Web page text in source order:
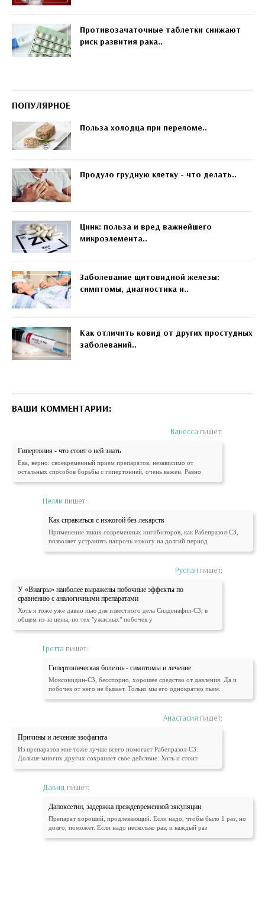
Противозачаточные таблетки снижают
риск развития рака..
ПОПУЛЯРНОЕ
Польза холодца при переломе..
Продуло грудную клетку - что делать..
Цинк: польза и вред важнейшего
микроэлемента..
Заболевание щитовидной железы:
симптомы, диагностика и..
Как отличить ковид от других простудных
заболеваний..
ВАШИ КОММЕНТАРИИ:
Ванесса пишет:
Гипертония - что стоит о ней знать
Ева, верно: своевременный прием препаратов, независимо от
остальных способов борьбы с гипертонией, очень важен. Равно
Нелли пишет:
Как справиться с изжогой без лекарств
Применение таких современных ингибиторов, как Рабепразол-СЗ,
позволяет устранить напрочь изжогу на долгий период
Руслан пишет:
У «Виагры» наиболее выражены побочные эффекты по
сравнению с аналогичными препаратами
Хоть я тоже уже давно пью для известного дела Силденафил-СЗ, в
общем из-за цены, но тех "ужасных" побочек у
Гретта пишет:
Гипертоническая болезнь - симптомы и лечение
Моксонидин-СЗ, бесспорно, хорошее средство от давления. Да и
побочек от него не бывает. Только мы его однократно пьем.
Анастасия пишет:
Причины и лечение эзофагита
Из препаратов мне тоже лучше всего помогает Рабепразол-СЗ.
Дольше многих других сохраняет свое действие. Хоть и стоит
Давид пишет:
Дапоксетин, задержка преждевременной эякуляции
Препарат хороший, продлевающий. Если надо, чтобы было 1 раз, но
долго, поможет. Если надо несколько раз, и каждый раз